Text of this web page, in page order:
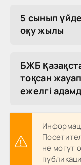
5 сынып
оқу жылы
БЖБ
тоқсан
ежелгі
не могут